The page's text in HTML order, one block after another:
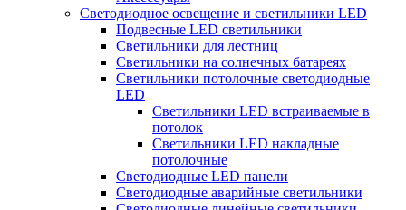
Светодиодное освещение и светильники LED
Подвесные LED светильники
Светильники для лестниц
Светильники на солнечных батареях
Светильники потолочные светодиодные
LED
Cветильники LED встраиваемые в
потолок
Светильники LED накладные
потолочные
Светодиодные LED панели
Светодиодные аварийные светильники